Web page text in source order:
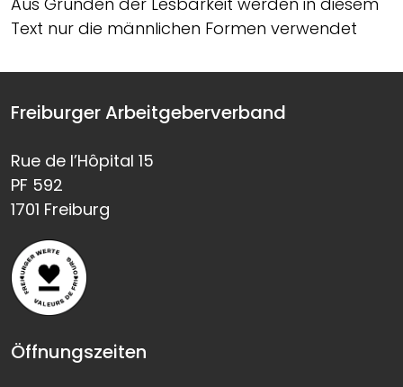
Text nur die männlichen Formen verwendet
Freiburger Arbeitgeberverband
Rue de l’Hôpital 15
PF 592
1701 Freiburg
Öffnungszeiten